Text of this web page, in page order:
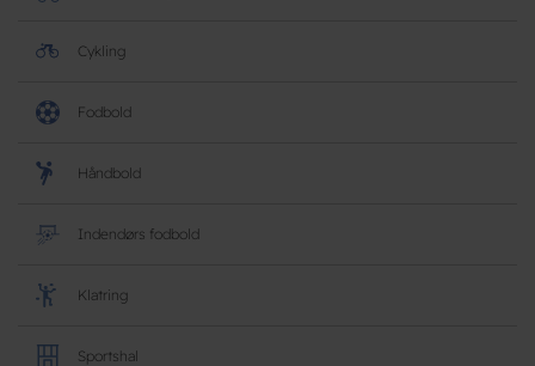
Cykling
Fodbold
Håndbold
Indendørs fodbold
Klatring
Sportshal